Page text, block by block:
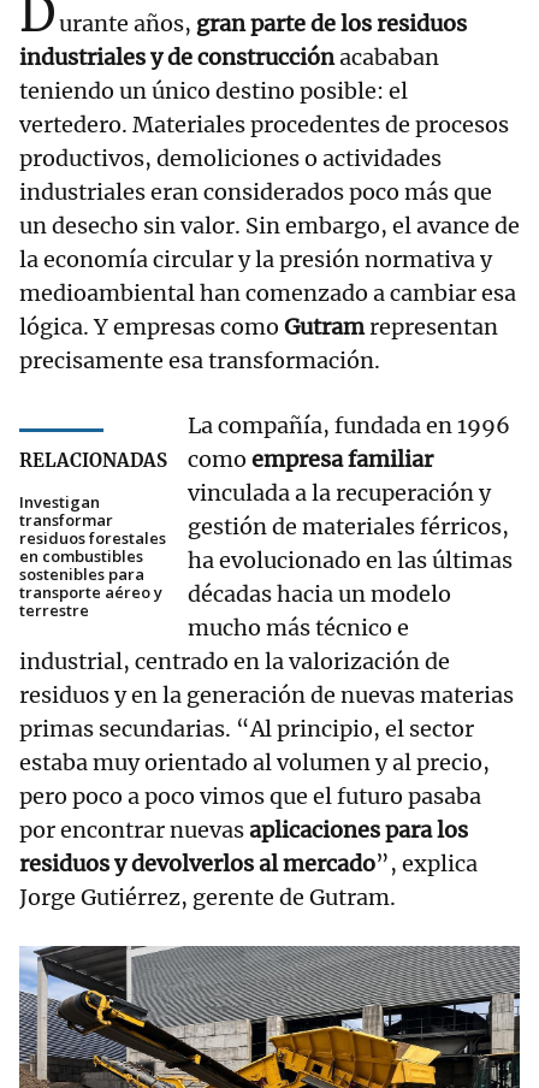
Durante años, gran parte de los residuos
industriales y de construcciónacababan
teniendo un único destino posible: el
vertedero. Materiales procedentes de procesos
productivos, demoliciones o actividades
industriales eran considerados poco más que
un desecho sin valor. Sin embargo, el avance de
la economía circular y la presión normativa y
medioambiental han comenzado a cambiar esa
lógica. Y empresas como Gutramrepresentan
precisamente esa transformación.
RELACIONADAS
Investigan
transformar
residuos forestales
en combustibles
sostenibles para
transporte aéreo y
terrestre
La compañía, fundada en 1996
como empresa familiar
vinculada a la recuperación y
gestión de materiales férricos,
ha evolucionado en las últimas
décadas hacia un modelo
mucho más técnico e
industrial, centrado en la valorización de
residuos y en la generación de nuevas materias
primas secundarias. “Al principio, el sector
estaba muy orientado al volumen y al precio,
pero poco a poco vimos que el futuro pasaba
por encontrar nuevasaplicaciones para los
residuos y devolverlos al mercado”, explica
Jorge Gutiérrez, gerente de Gutram.